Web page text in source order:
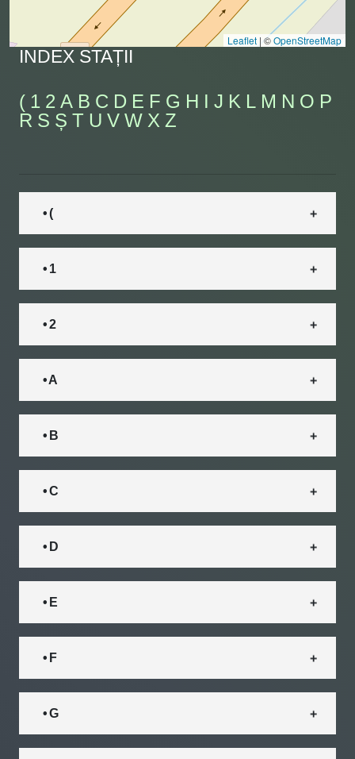
Leaflet | ©OpenStreetMap
INDEX STAȚII
( 1 2 A B C D E F G H I J K L M N O P
R S Ș T U V W X Z
• (
• 1
• 2
• A
• B
• C
• D
• E
• F
• G